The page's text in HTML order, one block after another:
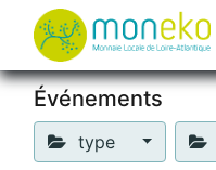
Événements
type